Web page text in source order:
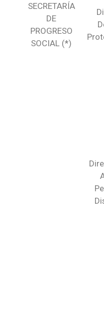
SECRETARÍA
DE
PROGRESO
SOCIAL (*)